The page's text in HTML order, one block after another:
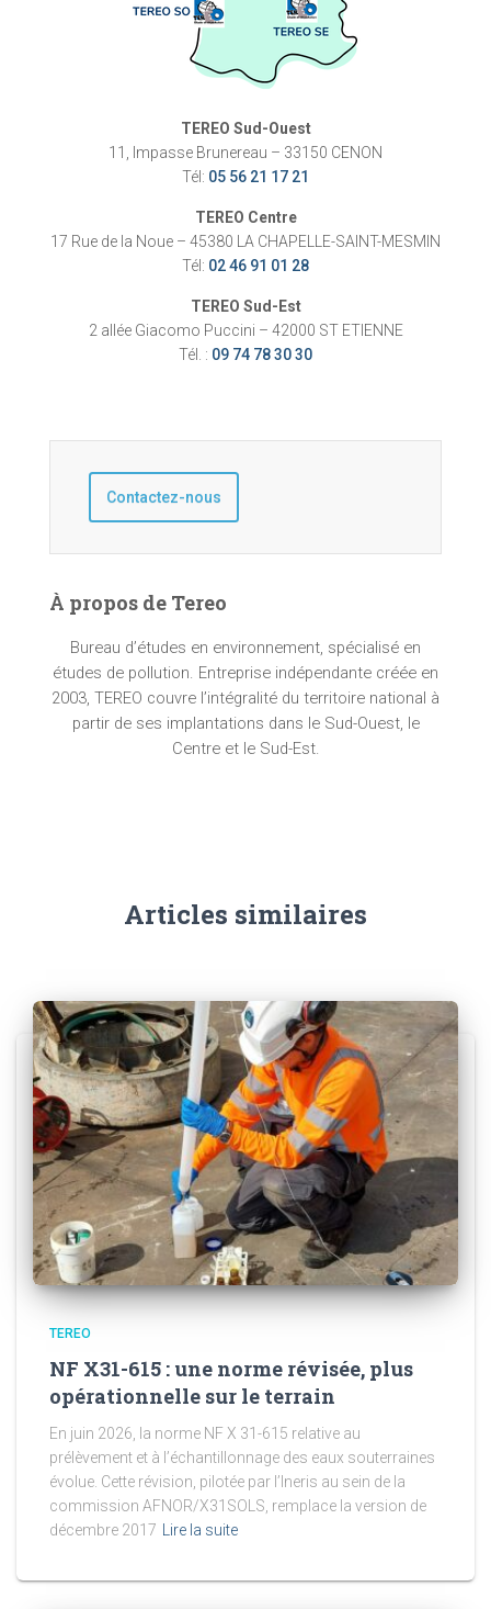
TEREO Sud-Ouest
11, Impasse Brunereau – 33150 CENON
Tél: 05 56 21 17 21
TEREO Centre
17 Rue de la Noue – 45380 LA CHAPELLE-SAINT-MESMIN
Tél: 02 46 91 01 28
TEREO Sud-Est
2 allée Giacomo Puccini – 42000 ST ETIENNE
Tél. : 09 74 78 30 30
Contactez-nous
À propos de Tereo
Bureau d’études en environnement, spécialisé en
études de pollution. Entreprise indépendante créée en
2003, TEREO couvre l’intégralité du territoire national à
partir de ses implantations dans le Sud-Ouest, le
Centre et le Sud-Est.
Articles similaires
TEREO
NF X31-615 : une norme révisée, plus
opérationnelle sur le terrain
En juin 2026, la norme NF X 31-615 relative au
prélèvement et à l’échantillonnage des eaux souterraines
évolue. Cette révision, pilotée par l’Ineris au sein de la
commission AFNOR/X31SOLS, remplace la version de
décembre 2017
Lire la suite